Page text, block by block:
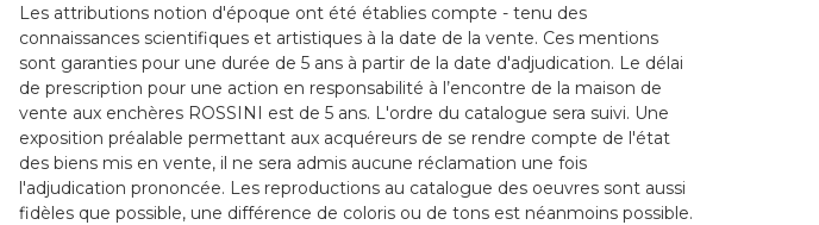
Les attributions notion d'époque ont été établies compte - tenu des
connaissances scientifiques et artistiques à la date de la vente. Ces mentions
sont garanties pour une durée de 5 ans à partir de la date d'adjudication. Le délai
de prescription pour une action en responsabilité à l’encontre de la maison de
vente aux enchères ROSSINI est de 5 ans. L'ordre du catalogue sera suivi. Une
exposition préalable permettant aux acquéreurs de se rendre compte de l'état
des biens mis en vente, il ne sera admis aucune réclamation une fois
l'adjudication prononcée. Les reproductions au catalogue des oeuvres sont aussi
fidèles que possible, une différence de coloris ou de tons est néanmoins possible.